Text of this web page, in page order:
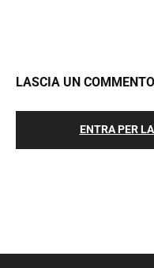
LASCIA UN COMMENTO
ENTRA PER